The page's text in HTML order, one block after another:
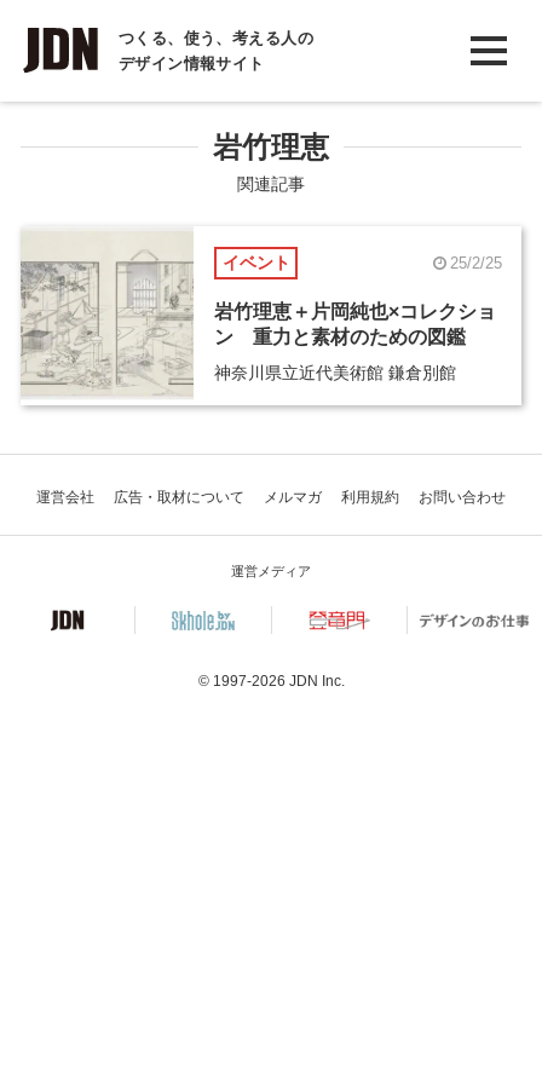
つくる、使う、考える人の
デザイン情報サイト
INTERVIEW
インタビュー
COLUMN
コラム
岩竹理恵
関連記事
イベント 25/2/25
岩竹理恵＋片岡純也×コレクショ
ン 重力と素材のための図鑑
神奈川県立近代美術館 鎌倉別館
運営会社 広告・取材について メルマガ 利用規約 お問い合わせ
運営メディア
© 1997-2026 JDN Inc.